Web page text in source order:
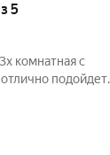
5
комнатная с
подойдет
сам дом сделана